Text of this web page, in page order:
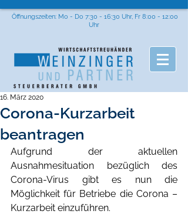
Öffnungszeiten: Mo - Do 7:30 - 16:30 Uhr, Fr 8:00 - 12:00
Uhr
Corona-Kurzarbeit
beantragen
16. März 2020
Aufgrund der aktuellen
Ausnahmesituation bezüglich des
Corona-Virus gibt es nun die
Möglichkeit für Betriebe die Corona –
Kurzarbeit einzuführen.